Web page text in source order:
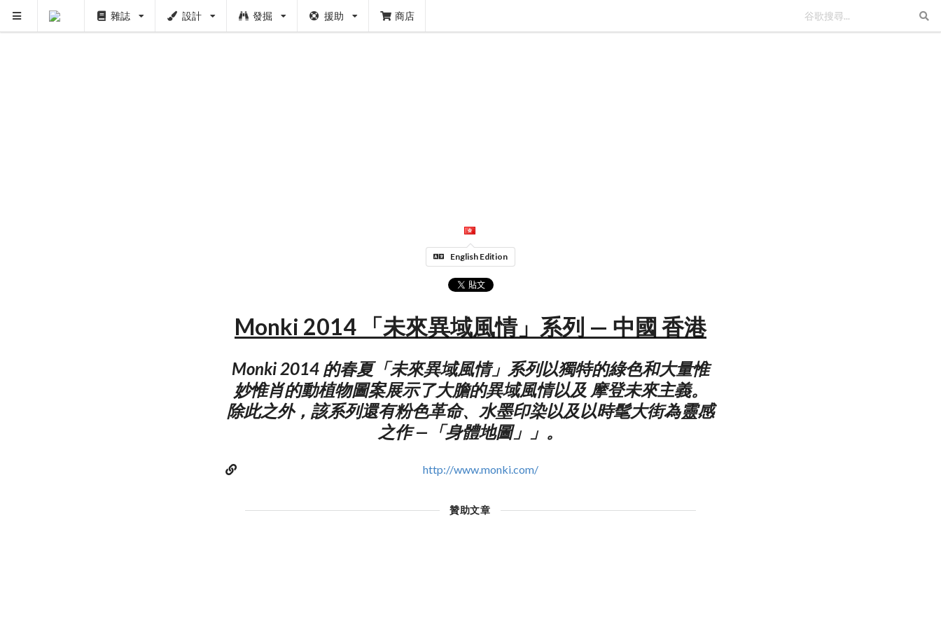
雜誌 設計 發掘 援助 商店
English Edition
Monki 2014 「未來異域風情」系列 — 中國 香港
Monki 2014 的春夏「未來異域風情」系列以獨特的綠色和大量惟
妙惟肖的動植物圖案展示了大膽的異域風情以及 摩登未來主義。
除此之外，該系列還有粉色革命、水墨印染以及以時髦大街為靈感
之作 —「身體地圖」」。
http://www.monki.com/
贊助文章